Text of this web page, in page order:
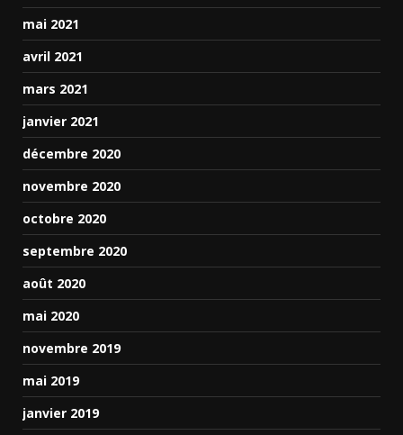
mai 2021
avril 2021
mars 2021
janvier 2021
décembre 2020
novembre 2020
octobre 2020
septembre 2020
août 2020
mai 2020
novembre 2019
mai 2019
janvier 2019